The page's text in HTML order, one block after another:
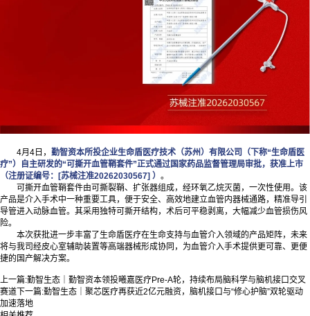
4月4日， 勤智资本所投企业生命盾医疗技术（苏州）有限公司（下称“生命盾医
疗”）自主研发的“可撕开血管鞘套件”正式通过国家药品监督管理局审批，获准上市
（注册证编号：[苏械注准20262030567] ） 。
可撕开血管鞘套件由可撕裂鞘、扩张器组成，经环氧乙烷灭菌，一次性使用。该
产品是介入手术中一种重要工具，便于安全、高效地建立血管内器械通路，精准导引
导管进入动脉血管。其采用独特可撕开结构，术后可平稳剥离，大幅减少血管损伤风
险。
本次获批进一步丰富了生命盾医疗在生命支持与血管介入领域的产品矩阵，未来
将与我司经皮心室辅助装置等高端器械形成协同，为血管介入手术提供更可靠、更便
捷的国产解决方案。
上一篇:勤智生态｜勤智资本领投曦嘉医疗Pre-A轮，持续布局脑科学与脑机接口交叉
赛道下一篇:勤智生态｜聚芯医疗再获近2亿元融资，脑机接口与“修心护脑”双轮驱动
加速落地